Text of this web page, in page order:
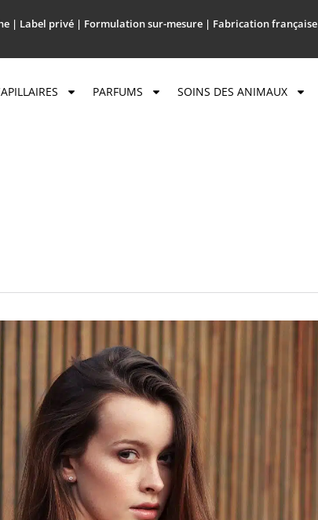
| Label privé | Formulation sur-mesure | Fabrication française
PARFUMS SOINS DES ANIMAUX